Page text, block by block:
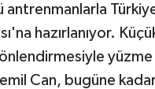
antrenmanlarla
hazırlanıyor.
Can, bugüne